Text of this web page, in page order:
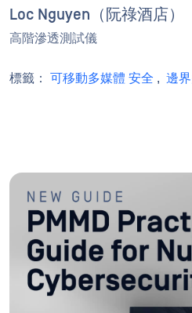
Loc Nguyen（阮祿酒店）
高階滲透測試儀
標籤： 可移動多媒體 安全 , 邊